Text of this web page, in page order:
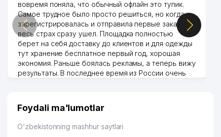
47 EXPERT SYSTEMS MChJ 689 м
48
DADIZ MARIYA ALIYEVNA XUSUSIY
KORXONASI
695 м
49 ISSIQLIK DUNYOSI MChJ 725 м
50 MALAYZIYA ELChINONASI 733 м
52
MADANIYAT MARKAZI
вовремя поняла, что обычный офлайн это тупик.
Самое трудное было просто решиться, но когда
зарегистрировалась и отправила первые заказы,
весь страх сразу ушел. Площадка полностью
берет на себя доставку до клиентов и для одежды
тут хранение бесплатное первый год, хорошая
экономия. Раньше боялась рекламы, а теперь вижу
результаты. В последнее время из России очень
дальше развиваюсь потихоньку😊
Hamida 03.08.2026 12:45:39
Foydali ma'lumotlar
O'zbekistonning mashhur saytlari